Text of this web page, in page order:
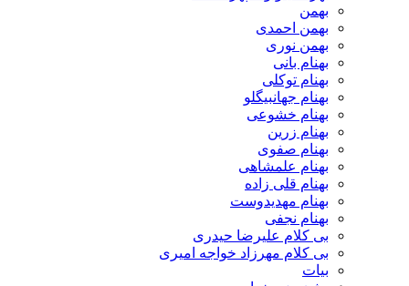
بهمن
بهمن احمدی
بهمن نوری
بهنام بانی
بهنام توکلی
بهنام جهانبیگلو
بهنام خشوعی
بهنام زرین
بهنام صفوی
بهنام علمشاهی
بهنام قلی زاده
بهنام مهدیدوست
بهنام نجفی
بی کلام علیرضا حیدری
بی کلام مهرزاد خواجه امیری
بیات